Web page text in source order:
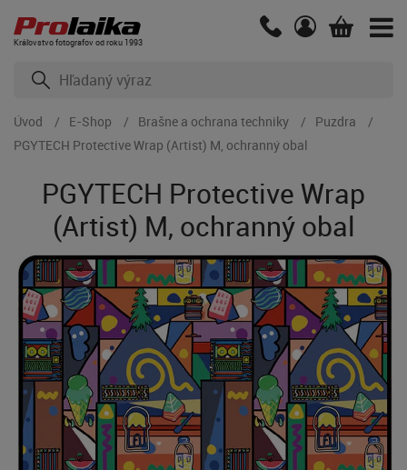
Kráľovstvo fotografov od roku 1993
Úvod E-Shop Brašne a ochrana techniky
Puzdra
PGYTECH Protective Wrap (Artist) M, ochranný obal
PGYTECH Protective Wrap
(Artist) M, ochranný obal